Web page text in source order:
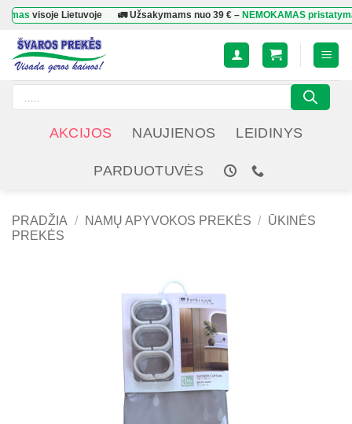
Skip
content
Lietuvoje 🚛 Užsakymams nuo39 €–NEMOKAMAS pristatymas
Products
search
AKCIJOS NAUJIENOS LEIDINYS
PARDUOTUVĖS
PRADŽIA / NAMŲ APYVOKOS PREKĖS / ŪKINĖS
PREKĖS